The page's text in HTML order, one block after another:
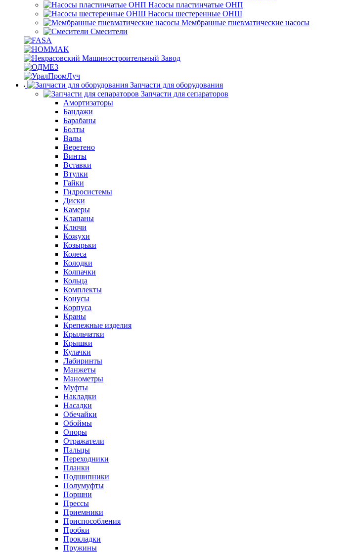
Насосы пластинчатые ОНП
Насосы шестеренные ОНШ
Мембранные пневматические насосы
Смесители
Запчасти для оборудования
Запчасти для сепараторов
Амортизаторы
Бандажи
Барабаны
Болты
Валы
Веретено
Винты
Вставки
Втулки
Гайки
Гидросистемы
Диски
Камеры
Клапаны
Ключи
Кожухи
Козырьки
Колеса
Колодки
Колпачки
Кольца
Комплекты
Конусы
Корпуса
Краны
Крепежные изделия
Крыльчатки
Крышки
Кулачки
Лабиринты
Манжеты
Манометры
Муфты
Накладки
Насадки
Обечайки
Обоймы
Опоры
Отражатели
Пальцы
Переходники
Планки
Подшипники
Полумуфты
Поршни
Прессы
Приемники
Приспособления
Пробки
Прокладки
Пружины